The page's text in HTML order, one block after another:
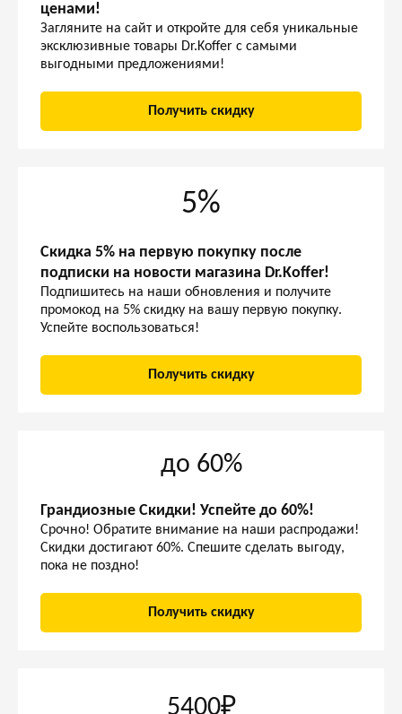
ценами!
Загляните на сайт и откройте для себя уникальные
эксклюзивные товары Dr.Koffer с самыми
выгодными предложениями!
Получить скидку
5%
Скидка 5% на первую покупку после
подписки на новости магазина Dr.Koffer!
Подпишитесь на наши обновления и получите
промокод на 5% скидку на вашу первую покупку.
Успейте воспользоваться!
Получить скидку
до 60%
Грандиозные Скидки! Успейте до 60%!
Срочно! Обратите внимание на наши распродажи!
Скидки достигают 60%. Спешите сделать выгоду,
пока не поздно!
Получить скидку
5400₽